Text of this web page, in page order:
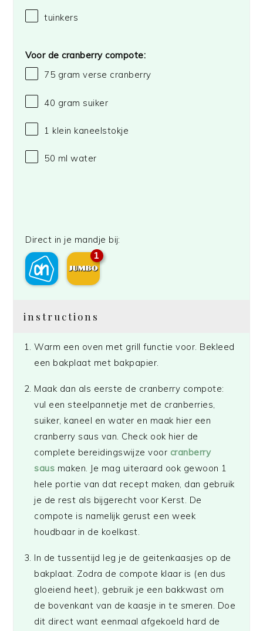
tuinkers
Voor de cranberry compote:
75 gram verse cranberry
40 gram suiker
1 klein kaneelstokje
50 ml water
Direct in je mandje bij:
1
instructions
Warm een oven met grill functie voor. Bekleed
een bakplaat met bakpapier.
Maak dan als eerste de cranberry compote:
vul een steelpannetje met de cranberries,
suiker, kaneel en water en maak hier een
cranberry saus van. Check ook hier de
complete bereidingswijze voor cranberry
saus maken. Je mag uiteraard ook gewoon 1
hele portie van dat recept maken, dan gebruik
je de rest als bijgerecht voor Kerst. De
compote is namelijk gerust een week
houdbaar in de koelkast.
In de tussentijd leg je de geitenkaasjes op de
bakplaat. Zodra de compote klaar is (en dus
gloeiend heet), gebruik je een bakkwast om
de bovenkant van de kaasje in te smeren. Doe
dit direct want eenmaal afgekoeld hard de